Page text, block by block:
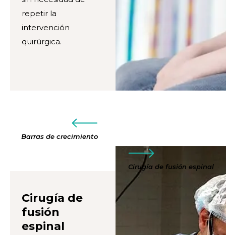
repetir la
intervención
quirúrgica.
Barras de crecimiento
Cirugía de fusión espinal
Cirugía de
fusión
espinal